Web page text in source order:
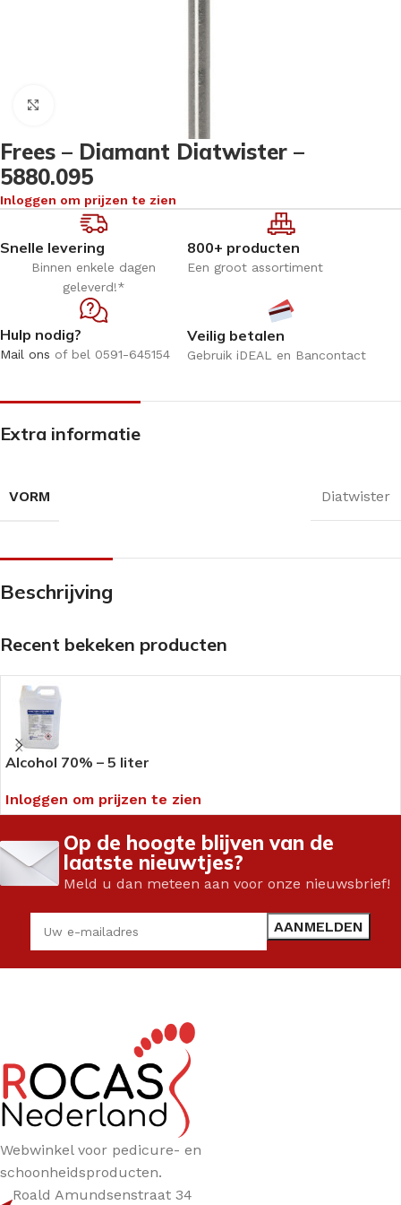
Frees – Diamant Diatwister –
5880.095
Inloggen om prijzen te zien
Snelle levering
Binnen enkele dagen
geleverd!*
800+ producten
Een groot assortiment
Hulp nodig?
Mail ons of bel 0591-645154
Veilig betalen
Gebruik iDEAL en Bancontact
Extra informatie
VORM Diatwister
Beschrijving
Recent bekeken producten
Alcohol 70% – 5 liter
Inloggen om prijzen te zien
Op de hoogte blijven van de
laatste nieuwtjes?
Meld u dan meteen aan voor onze nieuwsbrief!
Webwinkel voor pedicure- en
schoonheidsproducten.
Roald Amundsenstraat 34